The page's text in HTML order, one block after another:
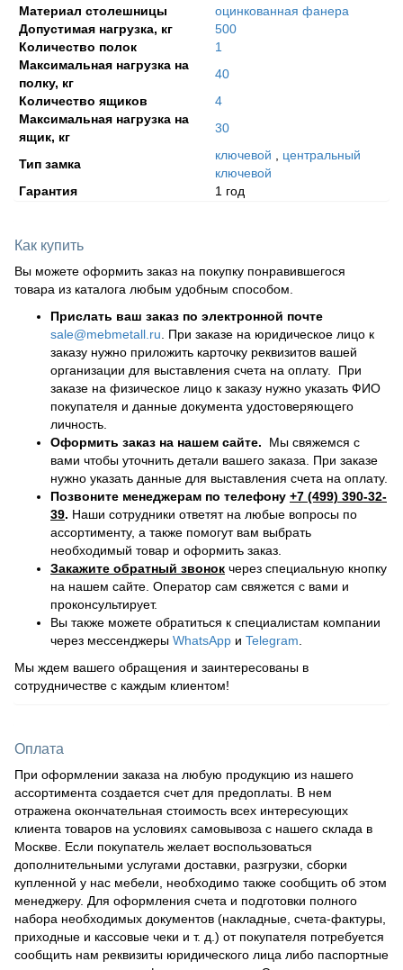
Материал столешницы
оцинкованная фанера
Допустимая нагрузка, кг
500
Количество полок
1
Максимальная нагрузка на
полку, кг
40
Количество ящиков
4
Максимальная нагрузка на
ящик, кг
30
Тип замка
ключевой
центральный
ключевой
Гарантия
1 год
Как купить
Вы можете оформить заказ на покупку понравившегося
товара из каталога любым удобным способом.
Прислать ваш заказ по электронной почте
sale@mebmetall.ru . При заказе на юридическое лицо к
заказу нужно приложить карточку реквизитов вашей
организации для выставления счета на оплату. При
заказе на физическое лицо к заказу нужно указать ФИО
покупателя и данные документа удостоверяющего
личность.
Оформить заказ на нашем сайте. Мы свяжемся с
вами чтобы уточнить детали вашего заказа. При заказе
нужно указать данные для выставления счета на оплату.
Позвоните менеджерам по телефону +7 (499) 390-32-
39. Наши сотрудники ответят на любые вопросы по
ассортименту, а также помогут вам выбрать
необходимый товар и оформить заказ.
Закажите обратный звонок через специальную кнопку
на нашем сайте. Оператор сам свяжется с вами и
проконсультирует.
Вы также можете обратиться к специалистам компании
через мессенджеры WhatsApp и Telegram
Мы ждем вашего обращения и заинтересованы в
сотрудничестве с каждым клиентом!
Оплата
При оформлении заказа на любую продукцию из нашего
ассортимента создается счет для предоплаты. В нем
отражена окончательная стоимость всех интересующих
клиента товаров на условиях самовывоза с нашего склада в
Москве. Если покупатель желает воспользоваться
дополнительными услугами доставки, разгрузки, сборки
купленной у нас мебели, необходимо также сообщить об этом
менеджеру. Для оформления счета и подготовки полного
набора необходимых документов (накладные, счета-фактуры,
приходные и кассовые чеки и т. д.) от покупателя потребуется
сообщить нам реквизиты юридического лица либо паспортные